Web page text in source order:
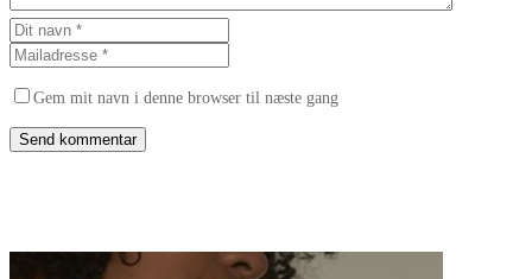
Gem mit navn i denne browser til næste gang